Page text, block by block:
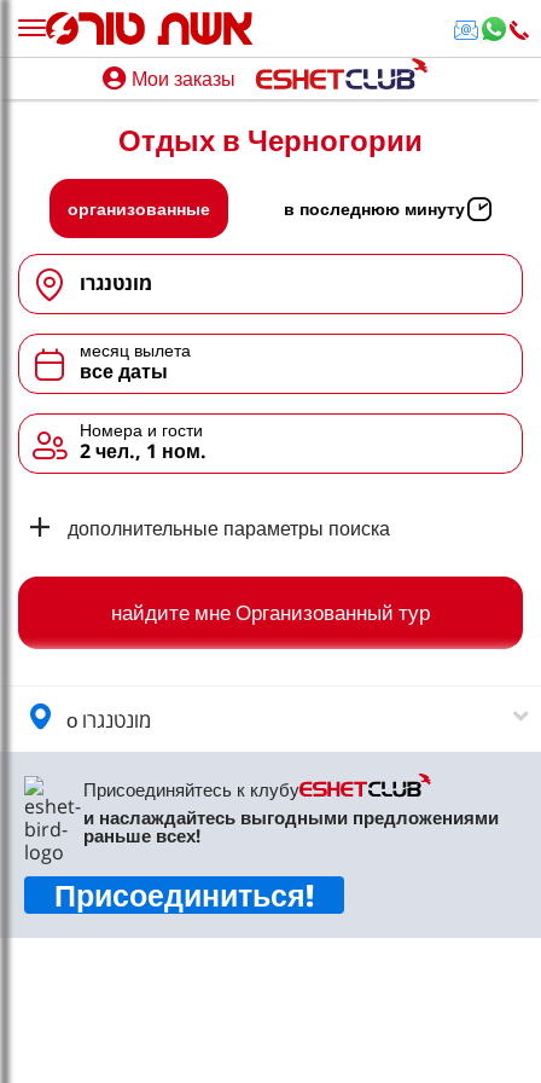
Мои заказы
נופש בארץ
חופשה לפי סגנון
מלונות באילת
טיולים מאורגנים
סגנונות טיול
הרגע האחרון
מלונות בחו"ל
Русский
Служба поддержки
форма Свяжитесь с нами
условия
Мои заказы
Отдых в Черногории
организованные в последнюю минуту
מונטנגרו
месяц вылета
все даты
Номера и гости
2 чел., 1 ном.
дополнительные параметры поиска
найдите мне Организованный тур
о מונטנגרו
Присоединяйтесь к клубу
и наслаждайтесь выгодными предложениями
раньше всех!
Присоединиться!